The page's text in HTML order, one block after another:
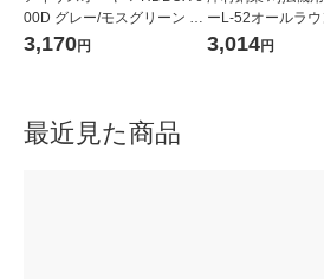
00D グレー/モスグリーン 1
台
3,170円
ーL-52オールラ
230×2.0×52 1枚
3,014円
最近見た商品